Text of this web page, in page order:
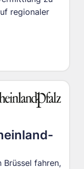
regionaler
Brüssel fahren,